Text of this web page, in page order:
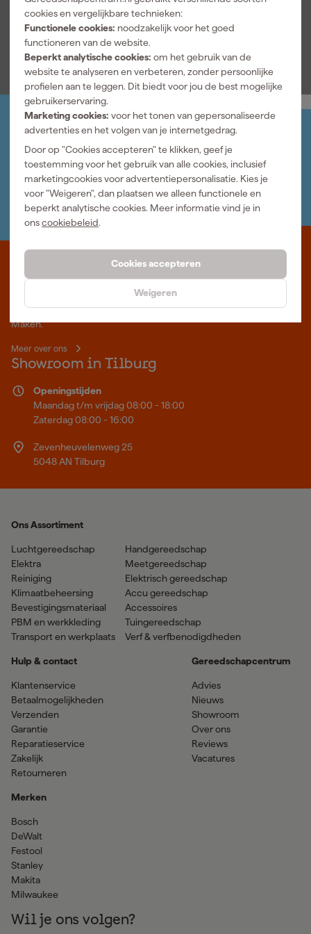
cookies en vergelijkbare technieken:
Functionele cookies: noodzakelijk voor het goed
functioneren van de website.
Beperkt analytische cookies: om het gebruik van de
website te analyseren en verbeteren, zonder persoonlijke
profielen aan te leggen. Dit biedt voor jou de best mogelijke
gebruikerservaring.
Marketing cookies: voor het tonen van gepersonaliseerde
advertenties en het volgen van je internetgedrag.
Door op "Cookies accepteren" te klikken, geef je
toestemming voor het gebruik van alle cookies, inclusief
marketingcookies voor advertentiepersonalisatie. Kies je
voor "Weigeren", dan plaatsen we alleen functionele en
beperkt analytische cookies. Meer informatie vind je in
onscookiebeleid.
Cookies accepteren
Weigeren
Gebruik
Bekijk alle kenmerken
Jouw account
Log-in en beheer je bestellingen en gegevens
Nieuwsbrief
Inschrijven wekelijkse nieuwsbrief
Wij helpen je graag
Neem contact op met één van onze specialisten.
Waar staat Gereedschapcentrum voor
Professioneel gereedschap met advies op maat: wij zijn dé online
specialist, wat je project ook is. Gereedschapcentrum is Beter
Maken.
Meer over ons
Showroom in Tilburg
Openingstijden
Maandag t/m vrijdag 08:00 - 18:00
Zaterdag 08:00 - 16:00
Zevenheuvelenweg 25
5048 AN Tilburg
Ons Assortiment
Luchtgereedschap
Elektra
Reiniging
Klimaatbeheersing
Bevestigingsmateriaal
PBM en werkkleding
Transport en werkplaats
Handgereedschap
Meetgereedschap
Elektrisch gereedschap
Accu gereedschap
Accessoires
Tuingereedschap
Verf & verfbenodigdheden
Hulp & contact
Klantenservice
Betaalmogelijkheden
Verzenden
Garantie
Reparatieservice
Zakelijk
Retourneren
Merken
Bosch
DeWalt
Festool
Stanley
Makita
Milwaukee
Gereedschapcentrum
Advies
Nieuws
Showroom
Over ons
Reviews
Vacatures
Wil je ons volgen?